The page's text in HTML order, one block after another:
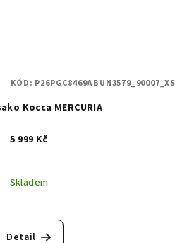
Kocca MERCURIA
5 999 Kč
Skladem
Detail
KÓD: P26PGC8469ABUN3579_90007_XS